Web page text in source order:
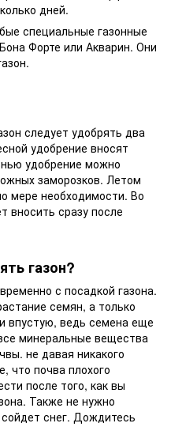
дней.
специальные газонные
Форте или Акварин. Они
следует удобрять два
удобрение вносят
удобрение можно
заморозков. Летом
мере необходимости. Во
вносить сразу после
газон?
с посадкой газона.
семян, а только
впустую, ведь семена еще
минеральные вещества
не давая никакого
что почва плохого
после того, как вы
Также не нужно
снег. Дождитесь